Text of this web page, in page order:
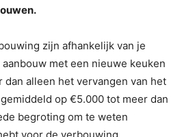
zijn afhankelijk van je
met een nieuwe keuken
alleen het vervangen van het
op €5.000 tot meer dan
begroting om te weten